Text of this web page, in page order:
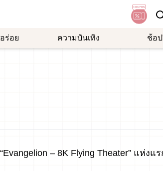
ร่อย ความบันเทิง ช้อ
– 8K Flying Theater” แห่งแ